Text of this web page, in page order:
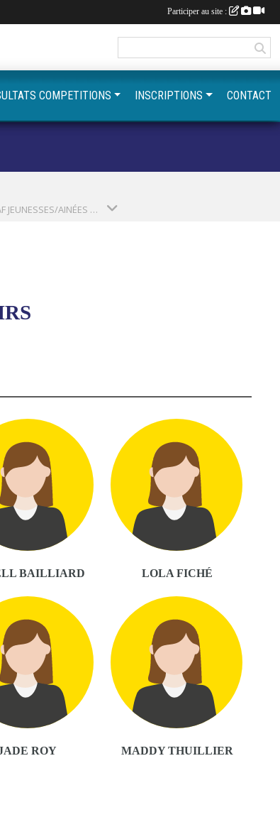
GROUPE 7A GAF JEUNESSES/AINÉES LOISIRS (SAISON 2026-2027)
BAILLIARD LOLA FICHÉ
ROY MADDY THUILLIER
COMPETITIONS INSCRIPTIONS CONTACT
Participer au site :